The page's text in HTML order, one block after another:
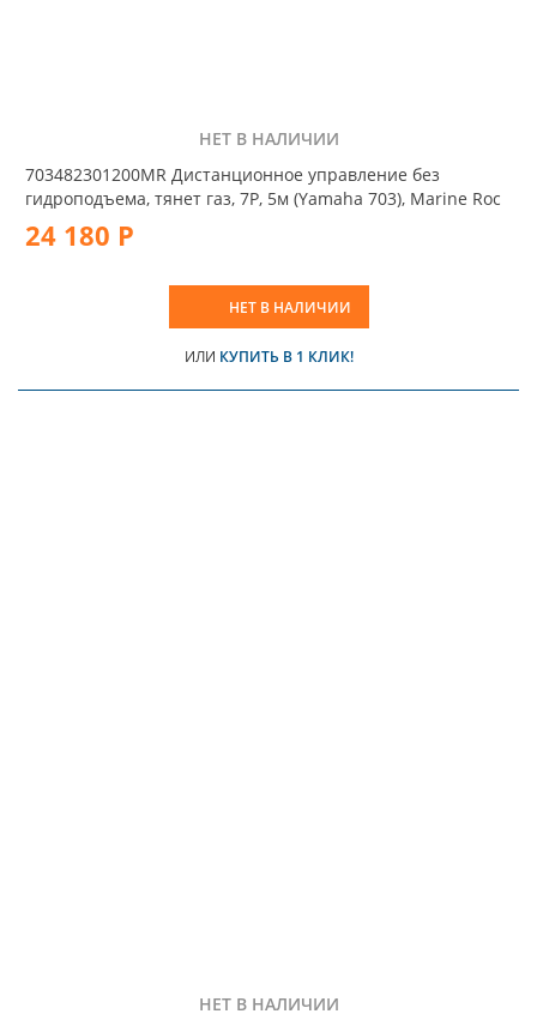
НЕТ В НАЛИЧИИ
703482301200MR Дистанционное управление без
гидроподъема, тянет газ, 7P, 5м (Yamaha 703), Marine Roc
24 180 Р
НЕТ В НАЛИЧИИ
ИЛИ КУПИТЬ В 1 КЛИК!
НЕТ В НАЛИЧИИ